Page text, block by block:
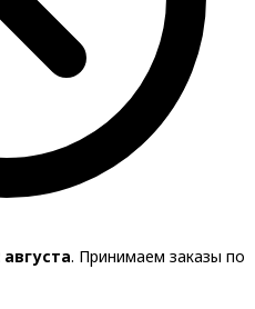
. Принимаем заказы по